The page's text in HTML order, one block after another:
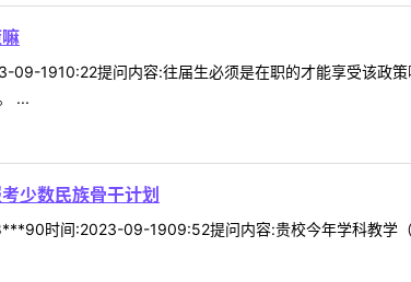
1910:22提问内容:往届生必须是在职的才能享受该政
...
少数民族骨干计划
时间:2023-09-1909:52提问内容:贵校今年学科教学